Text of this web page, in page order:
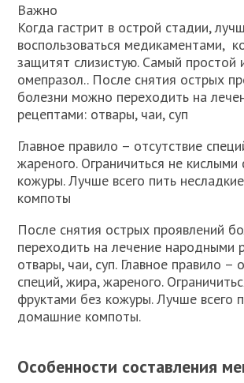
Важно
Когда гастрит в острой стадии,
воспользоваться медикаментами,
защитят слизистую. Самый простой
омепразол.. После снятия острых
болезни можно переходить на
рецептами: отвары, чаи, суп
Главное правило – отсутствие
жареного. Ограничиться не
кожуры. Лучше всего пить
компоты
После снятия острых проявлений
переходить на лечение народными
отвары, чаи, суп. Главное правило –
специй, жира, жареного.
фруктами без кожуры. Лучше всего
домашние компоты.
Особенности составления